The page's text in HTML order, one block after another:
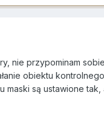
nie przypominam
obiektu
maski są ustawione tak,